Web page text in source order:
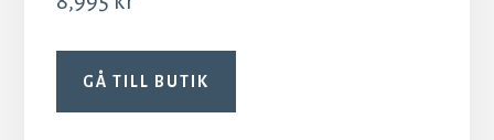
GÅ TILL BUTIK